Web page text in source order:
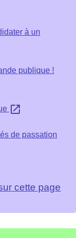
à un
publique !
open_in_new
de passation
cette page